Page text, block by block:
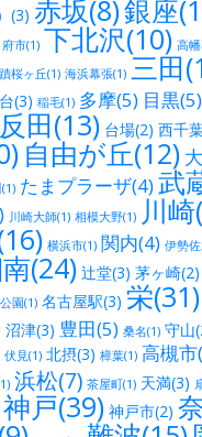
(3) 赤坂(8)銀座
市(1) 下北沢(10) 高
桜ヶ丘(1) 海浜幕張(1) 三田
(3) 稲毛(1) 多摩(5) 目黒(5)
田(13) 台場(2) 西千
自由が丘(12)
たまプラーザ(4)武
川崎大師(1) 相模大野(1) 川
横浜市(1) 関内(4) 伊勢
(24) 辻堂(3) 茅ヶ崎(2)
園(1) 名古屋駅(3) 栄(31)
沼津(3) 豊田(5) 桑名(1) 守山
伏見(1) 北摂(3) 樟葉(1) 高槻市
浜松(7) 茶屋町(1) 天満(3)
神戸(39) 神戸市(2)